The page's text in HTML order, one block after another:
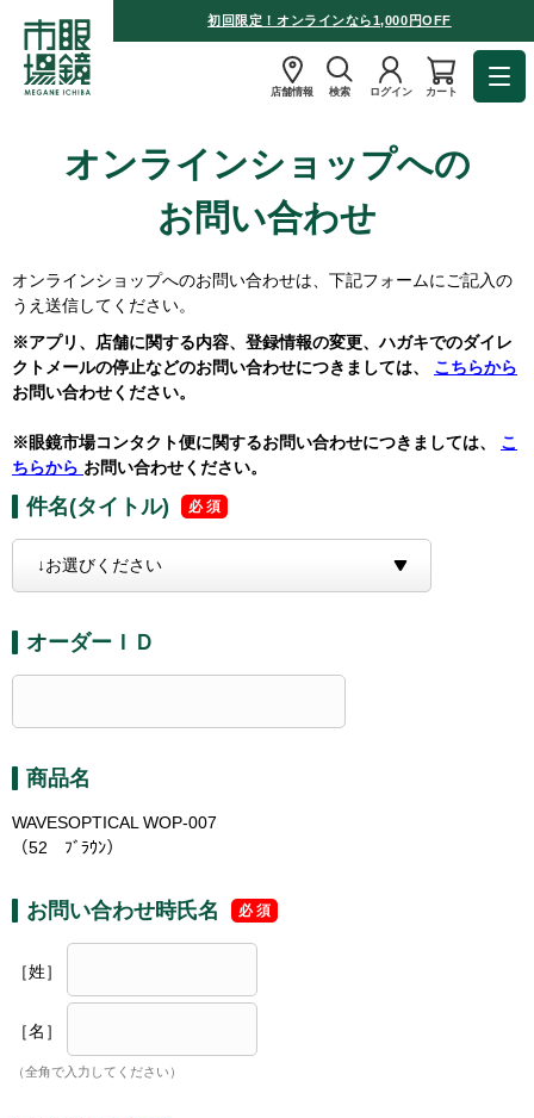
初回限定！オンラインなら1,000円OFF
店舗情報 検索 ログイン カート
オンラインショップへの
お問い合わせ
オンラインショップへのお問い合わせは、下記フォームにご記入の
うえ送信してください。
※アプリ、店舗に関する内容、登録情報の変更、ハガキでのダイレ
クトメールの停止などのお問い合わせにつきましては、 こちらから
お問い合わせください。
※眼鏡市場コンタクト便に関するお問い合わせにつきましては、 こ
ちらから お問い合わせください。
件名(タイトル)
オーダーＩＤ
商品名
WAVESOPTICAL WOP-007
（52 ﾌﾞﾗｳﾝ）
お問い合わせ時氏名
［姓］
［名］
（全角で入力してください）